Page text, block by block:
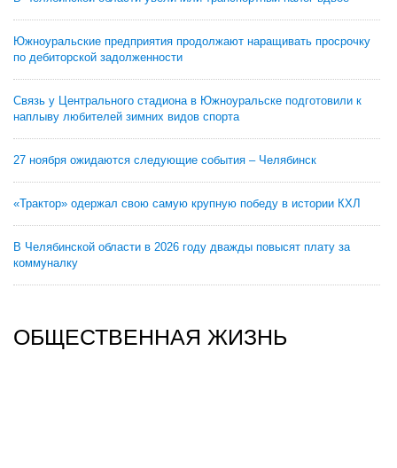
Южноуральские предприятия продолжают наращивать просрочку
по дебиторской задолженности
Связь у Центрального стадиона в Южноуральске подготовили к
наплыву любителей зимних видов спорта
27 ноября ожидаются следующие события – Челябинск
«Трактор» одержал свою самую крупную победу в истории КХЛ
В Челябинской области в 2026 году дважды повысят плату за
коммуналку
ОБЩЕСТВЕННАЯ ЖИЗНЬ